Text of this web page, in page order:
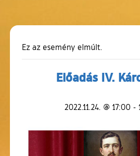
Ez az esemény elmúlt.
Előadás IV.
2022.11.24. @ 17:00 -